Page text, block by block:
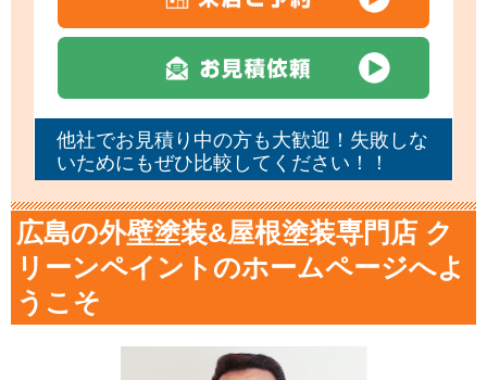
他社でお見積り中の方も大歓迎！失敗しな
いためにもぜひ比較してください！！
広島の外壁塗装&屋根塗装専門店 ク
リーンペイントのホームページへよ
うこそ